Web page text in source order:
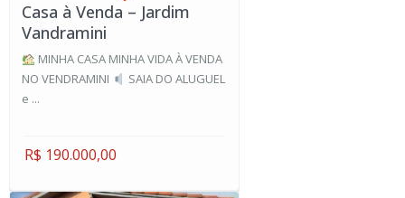
Casa à Venda – Jardim
Vandramini
MINHA CASA MINHA VIDA À VENDA
NO VENDRAMINI
SAIA DO ALUGUEL
e ...
R$ 190.000,00